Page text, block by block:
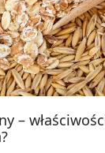
–